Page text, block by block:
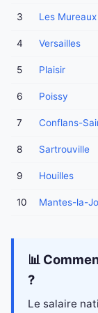
3 Les Mureaux
4 Versailles
5 Plaisir
6 Poissy
7 Conflans-
8 Sartrouville
9 Houilles
10 Mantes-la-
📊
?
Le salaire